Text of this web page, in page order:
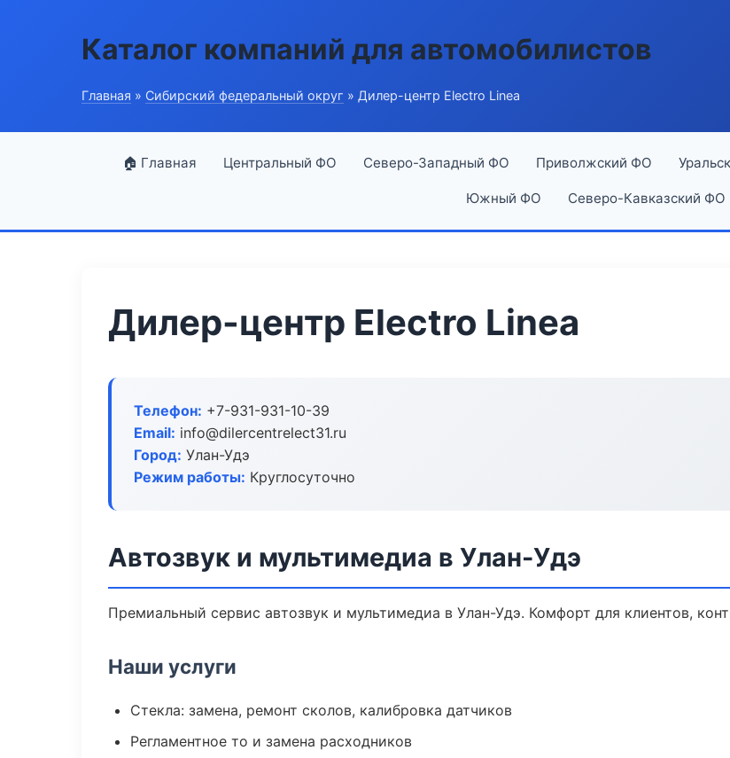
Каталог компаний для автомобилистов
Главная » Сибирский федеральный округ » Дилер-центр Electro Linea
🏠 Главная Центральный ФО Северо-Западный ФО Приволжский ФО
Южный ФО Северо-Кавказский ФО
Дилер-центр Electro Linea
Телефон: +7-931-931-10-39
Email: info@dilercentrelect31.ru
Город: Улан-Удэ
Режим работы: Круглосуточно
Автозвук и мультимедиа в Улан-Удэ
Премиальный сервис автозвук и мультимедиа в Улан-Удэ. Комфорт для клиентов,
Наши услуги
Стекла: замена, ремонт сколов, калибровка датчиков
Регламентное то и замена расходников